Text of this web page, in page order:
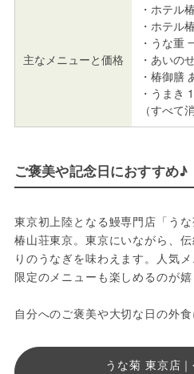
主なメニューと価格
・ホテル
・ホテル
・うな重
・あいの
・椿御膳
・うまき
（すべて
ご褒美や記念日におすすめ♪
東京初上陸となる鰻専門店「う
椿山荘東京。東京にいながら、
りのうなぎを味わえます。人気
限定のメニューも楽しめるのが
自分へのご褒美や大切な日の外食
うな菊 東京店